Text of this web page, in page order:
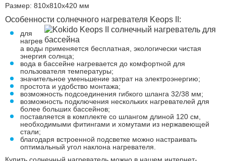
Размер: 810х810х420 мм
Особенности солнечного нагревателя Keops II:
для
нагрев
а воды применяется бесплатная, экологически чистая
энергия солнца;
вода в бассейне нагревается до комфортной для
пользователя температуры;
значительное уменьшение затрат на электроэнергию;
простота и удобство монтажа;
возможность подсоединения гибкого шланга 32/38 мм;
возможность подключения нескольких нагревателей для
более больших бассейнов;
поставляется в комплекте со шлангом длиной 120 см,
необходимыми фитингами и хомутами из нержавеющей
стали;
благодаря встроенной подсветке можно настраивать
оптимальный угол наклона нагревателя.